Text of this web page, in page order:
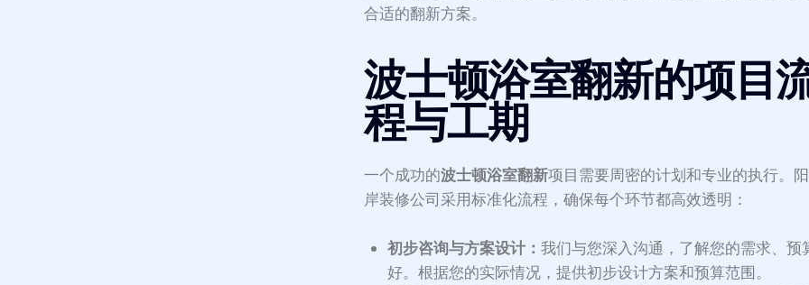
合适的翻新方案。
波士顿浴室翻新的项目
程与工期
一个成功的波士顿浴室翻新项目需要周密的计划和专业的执行。
岸装修公司采用标准化流程，确保每个环节都高效透明：
初步咨询与方案设计： 我们与您深入沟通，了解您的需求、预
好。根据您的实际情况，提供初步设计方案和预算范围。